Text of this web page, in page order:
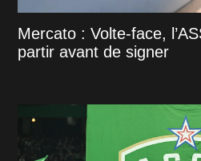
Mercato : Volte-face,
partir avant de signer